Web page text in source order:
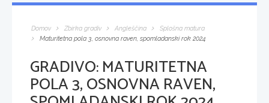
Domov Zbirka gradiv Angleščina
Splošna matura
Maturitetna pola 3, osnovna raven, spomladanski rok 2024
GRADIVO:MATURITETNA
POLA 3, OSNOVNA RAVEN,